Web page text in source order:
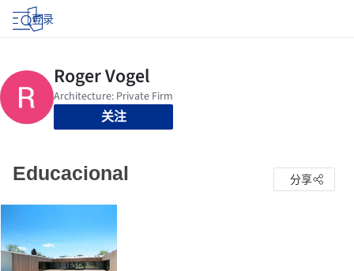
登录
关注
Educacional 分享